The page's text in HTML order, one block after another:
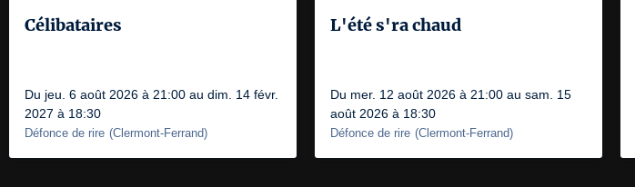
Célibataires
Du jeu. 6 août 2026 à 21:00 au dim. 14 févr.
2027 à 18:30
Défonce de rire (Clermont-Ferrand)
L'été s'ra chaud
Du mer. 12 août 2026 à 21:00 au sam. 15
août 2026 à 18:30
Défonce de rire (Clermont-Ferrand)